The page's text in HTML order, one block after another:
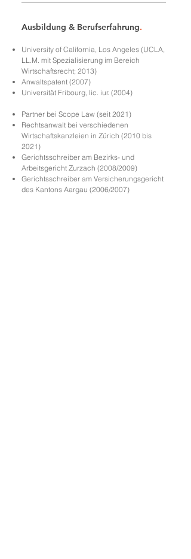
Ausbildung & Berufserfahrung.
University of California, Los Angeles (UCLA,
LL.M. mit Spezialisierung im Bereich
Wirtschaftsrecht; 2013)
Anwaltspatent (2007)
Universität Fribourg, lic. iur. (2004)
Partner bei Scope Law (seit 2021)
Rechtsanwalt bei verschiedenen
Wirtschaftskanzleien in Zürich (2010 bis
2021)
Gerichtsschreiber am Bezirks- und
Arbeitsgericht Zurzach (2008/2009)
Gerichtsschreiber am Versicherungsgericht
des Kantons Aargau (2006/2007)